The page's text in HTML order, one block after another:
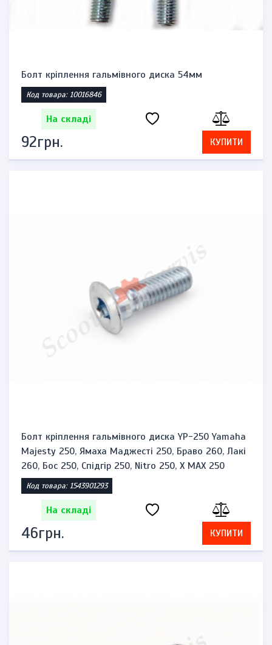
Болт кріплення гальмівного диска 54мм
Код товара: 10016846
На складі
92грн. КУПИТИ
Болт кріплення гальмівного диска YP-250 Yamaha
Majesty 250, Ямаха Маджесті 250, Браво 260, Лакі
260, Бос 250, Спідгір 250, Nitro 250, X MAX 250
Код товара: 1543901293
На складі
46грн. КУПИТИ